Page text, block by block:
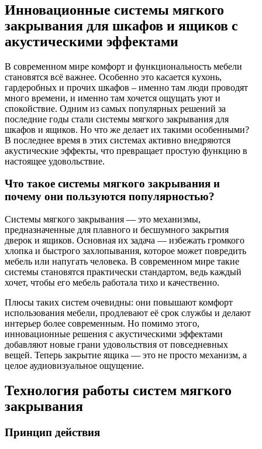
Инновационные системы мягкого
закрывания для шкафов и ящиков с
акустическими эффектами
В современном мире комфорт и функциональность мебели
становятся всё важнее. Особенно это касается кухонь,
гардеробных и прочих шкафов – именно там люди проводят
много времени, и именно там хочется ощущать уют и
спокойствие. Одним из самых популярных решений за
последние годы стали системы мягкого закрывания для
шкафов и ящиков. Но что же делает их такими особенными?
В последнее время в этих системах активно внедряются
акустические эффекты, что превращает простую функцию в
настоящее удовольствие.
Что такое системы мягкого закрывания и
почему они пользуются популярностью?
Системы мягкого закрывания — это механизмы,
предназначенные для плавного и бесшумного закрытия
дверок и ящиков. Основная их задача — избежать громкого
хлопка и быстрого захлопывания, которое может повредить
мебель или напугать человека. В современном мире такие
системы становятся практически стандартом, ведь каждый
хочет, чтобы его мебель работала тихо и качественно.
Плюсы таких систем очевидны: они повышают комфорт
использования мебели, продлевают её срок службы и делают
интерьер более современным. Но помимо этого,
инновационные решения с акустическими эффектами
добавляют новые грани удовольствия от повседневных
вещей. Теперь закрытие ящика — это не просто механизм, а
целое аудиовизуальное ощущение.
Технология работы систем мягкого
закрывания
Принцип действия